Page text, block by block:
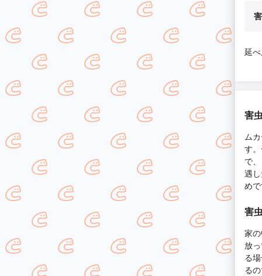
延
害
ム
す
で
遇
め
害
家
放
る
る